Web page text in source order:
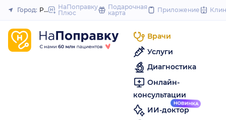
to
Закрыть
Город: Ростов-на-Дону
НаПоправку
Плюс
Подарочная
карта
Приложение
Врачи
Услуги
Диагностика
Онлайн-
консультации
ИИ-доктор